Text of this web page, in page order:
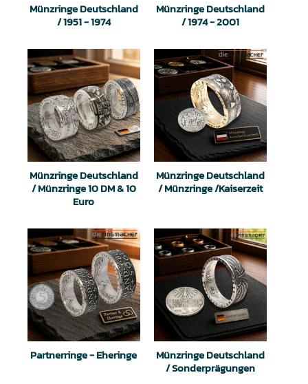
Münzringe Deutschland
/ 1951 - 1974
Münzringe Deutschland
/ 1974 - 2001
Münzringe Deutschland
/ Münzringe 10 DM & 10
Euro
Münzringe Deutschland
/ Münzringe /Kaiserzeit
Partnerringe - Eheringe
Münzringe Deutschland
/ Sonderprägungen